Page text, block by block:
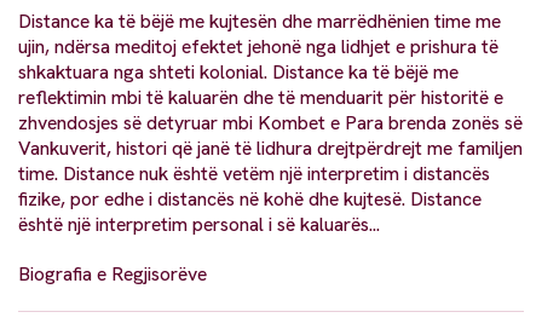
Distance ka të bëjë me kujtesën dhe marrëdhënien time me
ujin, ndërsa meditoj efektet jehonë nga lidhjet e prishura të
shkaktuara nga shteti kolonial. Distance ka të bëjë me
reflektimin mbi të kaluarën dhe të menduarit për historitë e
zhvendosjes së detyruar mbi Kombet e Para brenda zonës së
Vankuverit, histori që janë të lidhura drejtpërdrejt me familjen
time. Distance nuk është vetëm një interpretim i distancës
fizike, por edhe i distancës në kohë dhe kujtesë. Distance
është një interpretim personal i së kaluarës...
Biografia e Regjisorëve